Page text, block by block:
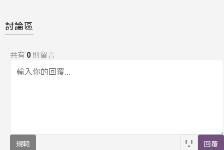
討論區
共有 0則留言
規範 回覆